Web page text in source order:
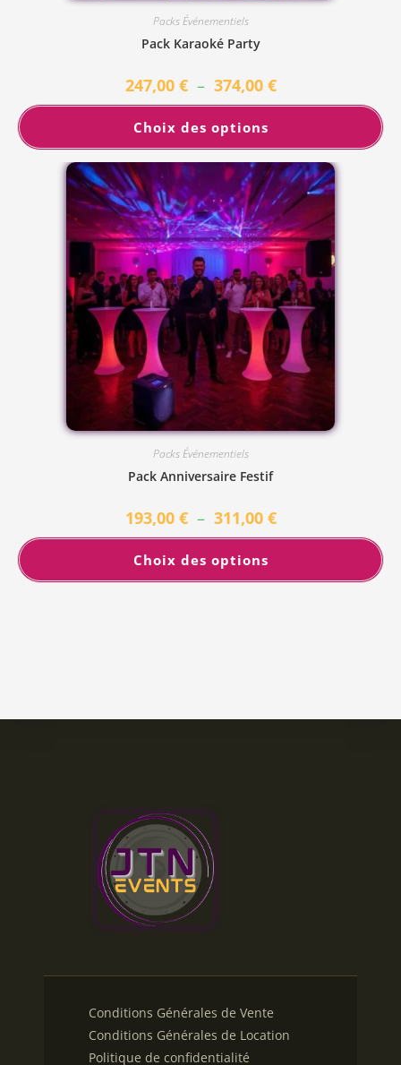
Packs Événementiels
Pack Karaoké Party
247,00 € – 374,00 €
Choix des options
Packs Événementiels
Pack Anniversaire Festif
193,00 € – 311,00 €
Choix des options
Conditions Générales de Vente
Conditions Générales de Location
Politique de confidentialité